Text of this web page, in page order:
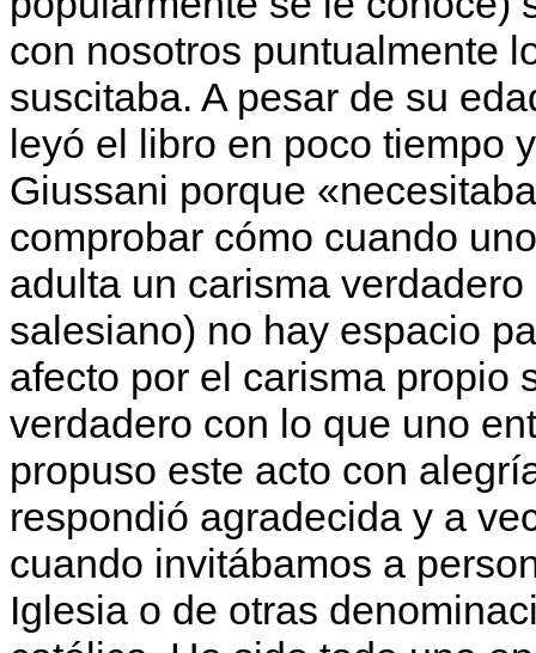
con nosotros puntualmente
suscitaba. A pesar de su
leyó el libro en poco tiempo
Giussani porque
comprobar cómo cuando
adulta un carisma
salesiano) no hay espacio
afecto por el carisma propio
verdadero con lo que uno
propuso este acto con
respondió agradecida y a
cuando invitábamos a
Iglesia o de otras